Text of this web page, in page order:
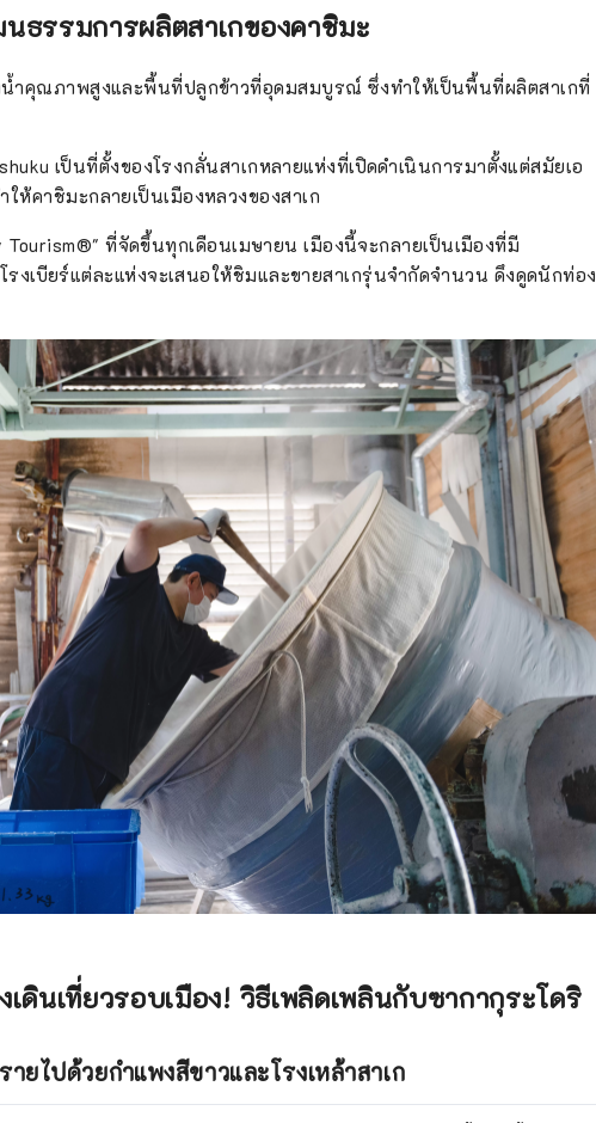
ธรรมการผลิตสาเกของคาชิมะ
ำคุณภาพสูงและพื้นที่ปลูกข้าวที่อุดมสมบูรณ์ ซึ่งทำให้เป็นพื้นที่ผลิตสาเกที่
เป็นที่ตั้งของโรงกลั่นสาเกหลายแห่งที่เปิดดำเนินการมาตั้งแต่สมัยเอ
ห้คาชิมะกลายเป็นเมืองหลวงของสาเก
Tourism®" ที่จัดขึ้นทุกเดือนเมษายน เมืองนี้จะกลายเป็นเมืองที่มี
รงเบียร์แต่ละแห่งจะเสนอให้ชิมและขายสาเกรุ่นจำกัดจำนวน ดึงดูดนักท่อง
ดินเที่ยวรอบเมือง! วิธีเพลิดเพลินกับซากากุระโดริ
ยไปด้วยกำแพงสีขาวและโรงเหล้าสาเก